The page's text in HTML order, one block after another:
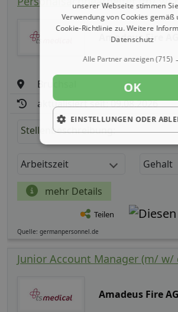
Amadeus Fire AG
Bruchsal
aktualisiert seit: 09.08.2026
Stellenbeschreibung:
Arbeitszeit Gehalt
mehr Details
Teilen
Quelle: germanpersonnel.de
Junior Account Manager (m/ w/
Amadeus Fire AG
unserer Webseite stimmen
Verwendung von Cookies gemäß
Cookie-Richtlinie zu.Weitere
Datenschutz
Alle Partner anzeigen(715)
OK
EINSTELLUNGEN ODER